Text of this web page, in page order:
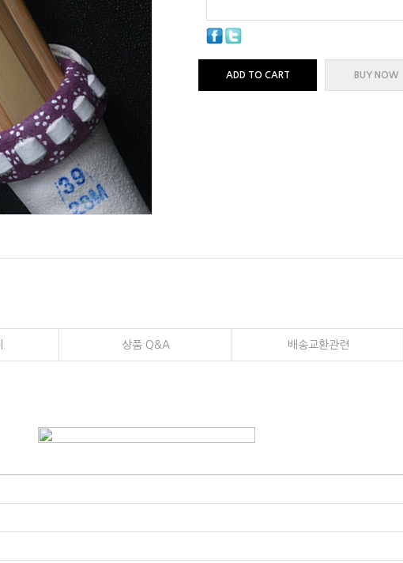
ADD TO CART BUY NOW
상품 Q&A 배송교환관련